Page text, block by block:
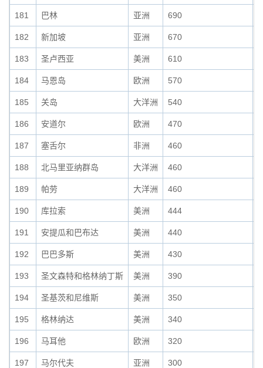
181 巴林 亚洲 690
182 新加坡 亚洲 670
183 圣卢西亚 美洲 610
184 马恩岛 欧洲 570
185 关岛 大洋洲 540
186 安道尔 欧洲 470
187 塞舌尔 非洲 460
188 北马里亚纳群岛 大洋洲 460
189 帕劳 大洋洲 460
190 库拉索 美洲 444
191 安提瓜和巴布达 美洲 440
192 巴巴多斯 美洲 430
193 圣文森特和格林纳丁斯 美洲 390
194 圣基茨和尼维斯 美洲 350
195 格林纳达 美洲 340
196 马耳他 欧洲 320
197 马尔代夫 亚洲 300